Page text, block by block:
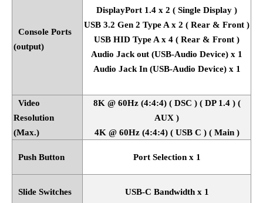
Console Ports
(output)
DisplayPort 1.4 x 2 ( Single Display )
USB 3.2 Gen 2 Type A x 2 ( Rear & Front )
USB HID Type A x 4 ( Rear & Front )
Audio Jack out (USB-Audio Device) x 1
Audio Jack In (USB-Audio Device) x 1
Video
Resolution
(Max.)
8K @ 60Hz (4:4:4) ( DSC ) ( DP 1.4 ) (
AUX )
4K @ 60Hz (4:4:4) ( USB C ) ( Main )
Push Button Port Selection x 1
Slide Switches USB-C Bandwidth x 1